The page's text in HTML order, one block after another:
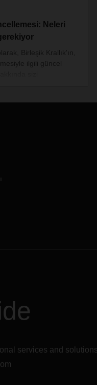
Neleri
Birleşik Krallık'ın,
ilgili güncel
services and